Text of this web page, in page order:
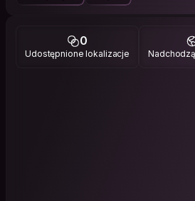
0
Udostępnione lokalizacje